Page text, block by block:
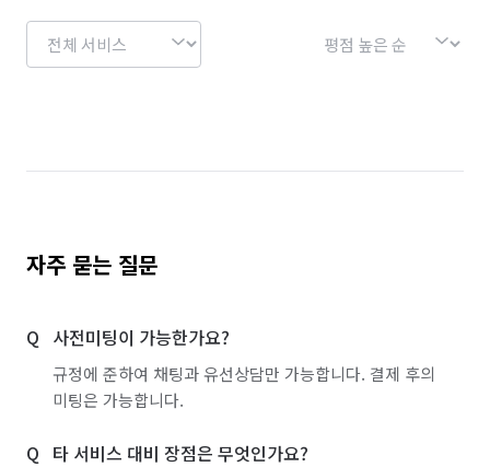
자주 묻는 질문
사전미팅이 가능한가요?
규정에 준하여 채팅과 유선상담만 가능합니다. 결제 후의
미팅은 가능합니다.
타 서비스 대비 장점은 무엇인가요?